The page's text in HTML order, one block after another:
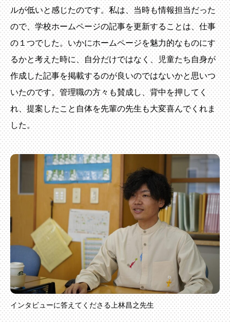
ルが低いと感じたのです。私は、当時も情報担当だった
ので、学校ホームページの記事を更新することは、仕事
の１つでした。いかにホームページを魅力的なものにす
るかと考えた時に、自分だけではなく、児童たち自身が
作成した記事を掲載するのが良いのではないかと思いつ
いたのです。管理職の方々も賛成し、背中を押してく
れ、提案したこと自体を先輩の先生も大変喜んでくれま
した。
インタビューに答えてくださる上林昌之先生